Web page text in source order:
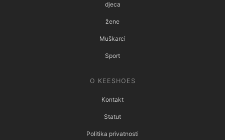
djeca
žene
Muškarci
Sport
O KEESHOES
Kontakt
Statut
Politika privatnosti